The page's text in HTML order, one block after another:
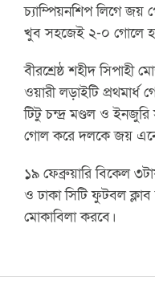
চ্যাম্পিয়নশিপ লিগে
খুব সহজেই ২-০ গোলে
বীরশ্রেষ্ঠ শহীদ সিপাহী
ওয়ারী লড়াইটি
টিটু চন্দ্র মণ্ডল ও
গোল করে দলকে জয়
১৯ ফেব্রুয়ারি বিকেল
ও ঢাকা সিটি ফুটবল
মোকাবিলা করবে।